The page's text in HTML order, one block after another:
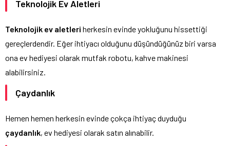
Teknolojik Ev Aletleri
Teknolojik ev aletleri herkesin evinde yokluğunu hissettiği
gereçlerdendir. Eğer ihtiyacı olduğunu düşündüğünüz biri varsa
ona ev hediyesi olarak mutfak robotu, kahve makinesi
alabilirsiniz.
Çaydanlık
Hemen hemen herkesin evinde çokça ihtiyaç duyduğu
çaydanlık, ev hediyesi olarak satın alınabilir.